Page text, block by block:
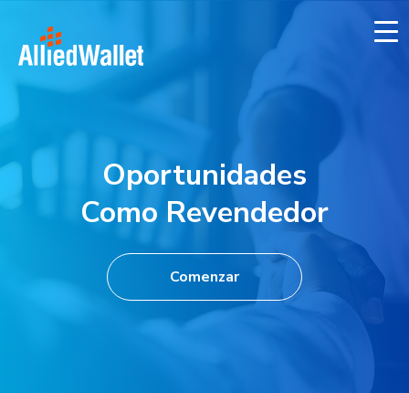
content
Oportunidades
Como Revendedor
Comenzar